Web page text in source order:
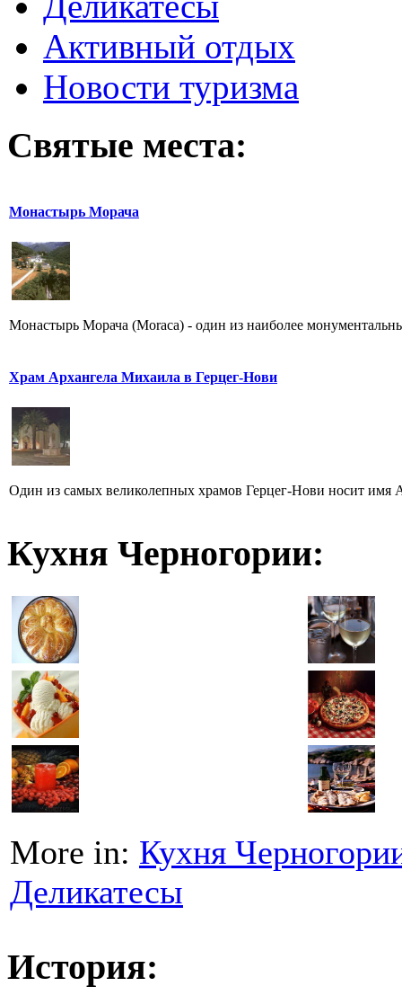
Активный отдых
Новости туризма
Святые места:
Монастырь Морача
Монастырь Морача (Moraca) - один из наиболее
Храм Архангела Михаила в Герцег-Нови
Один из самых великолепных храмов Герцег-Нови носит имя
Кухня Черногории:
More in: Кухня
Деликатесы
История: